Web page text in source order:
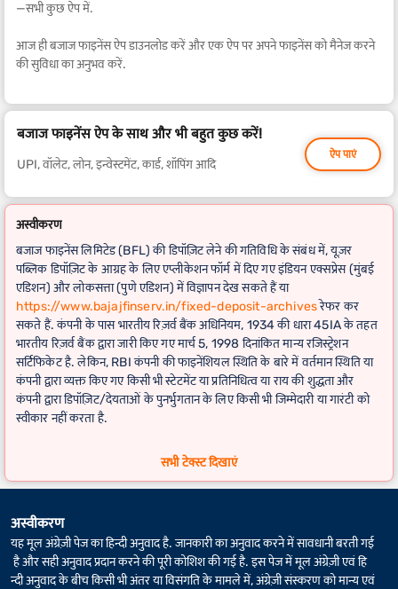
—सभी कुछ ऐप में.
आज ही बजाज फाइनेंस ऐप डाउनलोड करें और एक ऐप पर अपने फाइनेंस को मैनेज करने
की सुविधा का अनुभव करें.
बजाज फाइनेंस ऐप के साथ और भी बहुत कुछ करें!
UPI, वॉलेट, लोन, इन्वेस्टमेंट, कार्ड, शॉपिंग आदि
ऐप पाएं
अस्वीकरण
बजाज फाइनेंस लिमिटेड (BFL) की डिपॉज़िट लेने की गतिविधि के संबंध में, यूज़र
पब्लिक डिपॉज़िट के आग्रह के लिए एप्लीकेशन फॉर्म में दिए गए इंडियन एक्सप्रेस (मुंबई
एडिशन) और लोकसत्ता (पुणे एडिशन) में विज्ञापन देख सकते हैं या
https://www.bajajfinserv.in/fixed-deposit-archivesरेफर कर
सकते हैं. कंपनी के पास भारतीय रिज़र्व बैंक अधिनियम, 1934 की धारा 45IA के तहत
भारतीय रिज़र्व बैंक द्वारा जारी किए गए मार्च 5, 1998 दिनांकित मान्य रजिस्ट्रेशन
सर्टिफिकेट है. लेकिन, RBI कंपनी की फाइनेंशियल स्थिति के बारे में वर्तमान स्थिति या
कंपनी द्वारा व्यक्त किए गए किसी भी स्टेटमेंट या प्रतिनिधित्व या राय की शुद्धता और
कंपनी द्वारा डिपॉज़िट/देयताओं के पुनर्भुगतान के लिए किसी भी जिम्मेदारी या गारंटी को
स्वीकार नहीं करता है.
के लिए वास्तविक रिटर्न कुछ अलग-अलग हो सकता है, अगर फिक्स्ड
सभी टेक्स्ट दिखाएं
अस्वीकरण
यह मूल अंग्रेज़ी पेज का हिन्दी अनुवाद है. जानकारी का अनुवाद करने में सावधानी बरती गई
है और सही अनुवाद प्रदान करने की पूरी कोशिश की गई है. इस पेज में मूल अंग्रेज़ी एवं हि
न्दी अनुवाद के बीच किसी भी अंतर या विसंगति के मामले में, अंग्रेज़ी संस्करण को मान्य एवं